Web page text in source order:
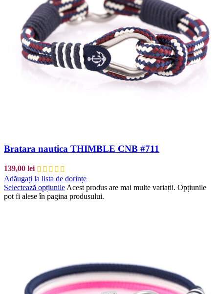
Bratara nautica THIMBLE CNB #711
139,00 lei
Adăugați la lista de dorințe
Selectează opțiunile Acest produs are mai multe variații. Opțiunile
pot fi alese în pagina produsului.